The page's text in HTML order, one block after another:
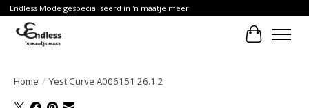
Endless Mode gespecialiseerd in 'n maatje meer
Home / Yest Curve A006151 26.1.2